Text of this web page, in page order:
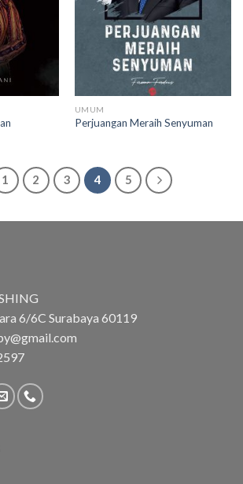
UMUM
Perjuangan Meraih Senyuman
1 2 3 4 5
6/6C Surabaya 60119